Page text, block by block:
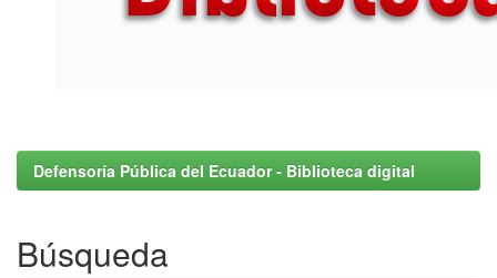
Defensoría Pública del Ecuador - Biblioteca digital
Búsqueda